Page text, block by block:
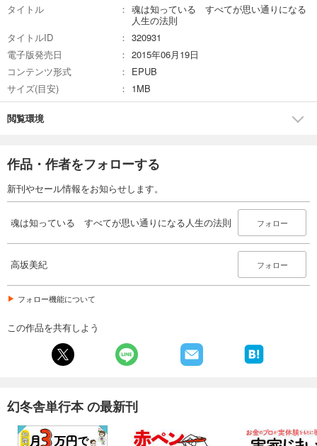
タイトル
魂は知っている すべてが思い通りになる
人生の法則
タイトルID
320931
電子版発売日
2015年06月19日
コンテンツ形式
EPUB
サイズ(目安)
1MB
閲覧環境
作品・作者をフォローする
新刊やセール情報をお知らせします。
魂は知っている すべてが思い通りになる人生の法則 フォロー
高坂美紀 フォロー
フォロー機能について
この作品を共有しよう
幻冬舎単行本 の最新刊